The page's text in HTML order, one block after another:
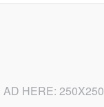
AD HERE: 250X250